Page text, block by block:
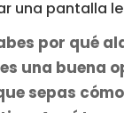
una pantalla
por qué
una buena
sepas